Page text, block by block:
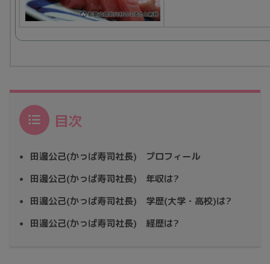
目次
田邊公己(かっぱ寿司社長) プロフィール
田邊公己(かっぱ寿司社長) 年収は?
田邊公己(かっぱ寿司社長) 学歴(大学・高校)は?
田邊公己(かっぱ寿司社長) 経歴は?